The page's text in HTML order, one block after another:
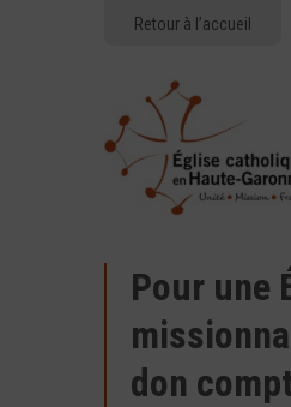
Retour à l’accueil
Pour une
don